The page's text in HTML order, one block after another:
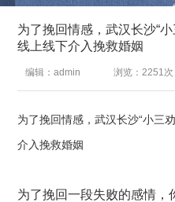
为了挽回情感，武汉长沙“
线上线下介入挽救婚姻
编辑：admin 浏览：2251次
为了挽回情感，武汉长沙“小三
介入挽救婚姻
为了挽回一段失败的感情，